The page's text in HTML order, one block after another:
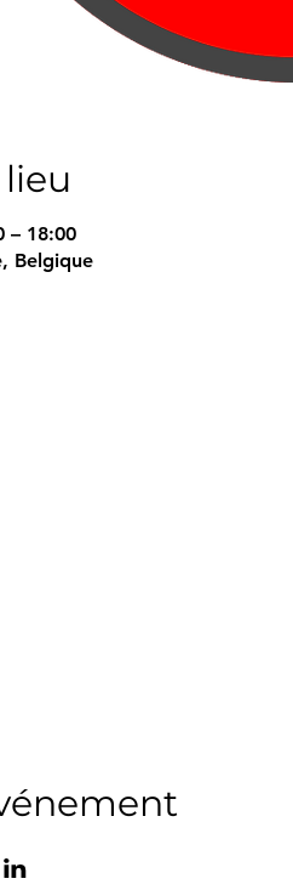
– 18:00
Belgique